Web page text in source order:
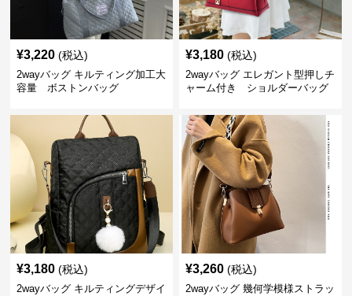
¥3,220 (税込)
2wayバッグ キルティング加工大
容量 ボストンバッグ
¥3,180 (税込)
2wayバッグ エレガント型押しチ
ャーム付き ショルダーバッグ
¥3,180 (税込)
2wayバッグ キルティングデザイ
¥3,260 (税込)
2wayバッグ 幾何学模様ストラッ